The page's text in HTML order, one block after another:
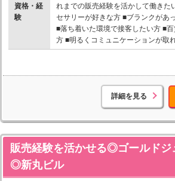
資格・経
験
れまでの販売経験を活かして働きた
セサリーが好きな方 ■ブランクがあ
■落ち着いた環境で接客したい方 ■
方 ■明るくコミュニケーションが取
詳細を見る
販売経験を活かせる◎ゴールドジ
◎新丸ビル